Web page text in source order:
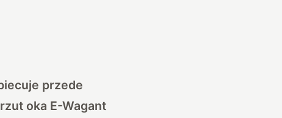
przede
oka E-Wagant